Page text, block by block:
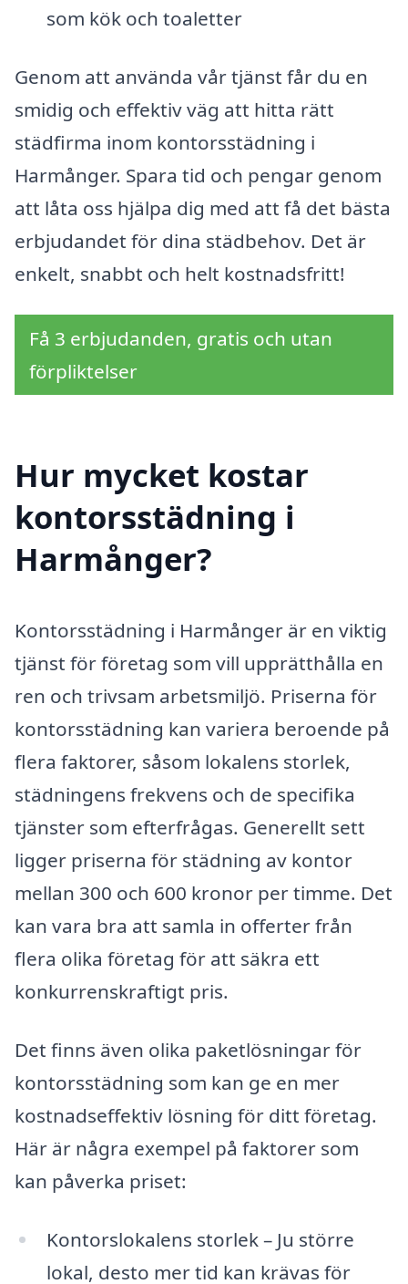
som kök och toaletter
Genom att använda vår tjänst får du en
smidig och effektiv väg att hitta rätt
städfirma inom kontorsstädning i
Harmånger. Spara tid och pengar genom
att låta oss hjälpa dig med att få det bästa
erbjudandet för dina städbehov. Det är
enkelt, snabbt och helt kostnadsfritt!
Få 3 erbjudanden, gratis och utan
förpliktelser
Hur mycket kostar
kontorsstädning i
Harmånger?
Kontorsstädning i Harmånger är en viktig
tjänst för företag som vill upprätthålla en
ren och trivsam arbetsmiljö. Priserna för
kontorsstädning kan variera beroende på
flera faktorer, såsom lokalens storlek,
städningens frekvens och de specifika
tjänster som efterfrågas. Generellt sett
ligger priserna för städning av kontor
mellan 300 och 600 kronor per timme. Det
kan vara bra att samla in offerter från
flera olika företag för att säkra ett
konkurrenskraftigt pris.
Det finns även olika paketlösningar för
kontorsstädning som kan ge en mer
kostnadseffektiv lösning för ditt företag.
Här är några exempel på faktorer som
kan påverka priset:
Kontorslokalens storlek – Ju större
lokal, desto mer tid kan krävas för